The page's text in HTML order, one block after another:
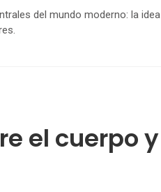
del mundo moderno: la
el cuerpo